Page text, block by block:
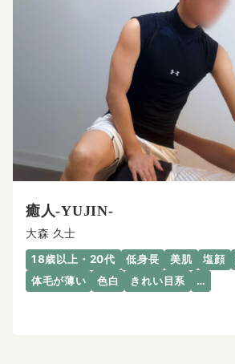
癒人-YUJIN-
大森 久士
18歳以上・20代 低身長 美肌 塩顔
体毛が薄い
色白 きれい目系 …